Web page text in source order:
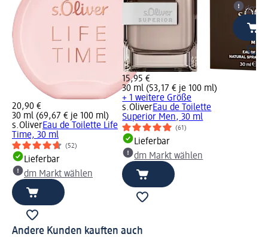
20,90 €
30 ml (69,67 € je 100 ml)
s.OliverEau de Toilette Life
Time, 30 ml
(52)
Lieferbar
dm Markt wählen
15,95 €
30 ml (53,17 € je 100 ml)
+ 1 weitere Größe
s.OliverEau de Toilette
Superior Men, 30 ml
(61)
Lieferbar
dm Markt wählen
dm
Andere Kunden kauften auch